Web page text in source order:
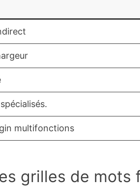
multifonctions
grilles de mots